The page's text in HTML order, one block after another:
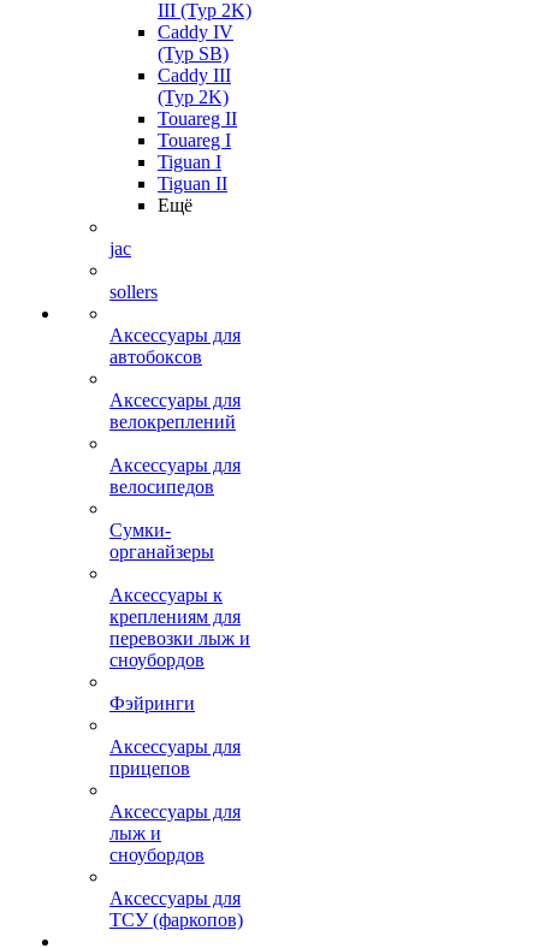
III (Typ 2K)
Caddy IV
(Typ SB)
Caddy III
(Typ 2K)
Touareg II
Touareg I
Tiguan I
Tiguan II
Ещё
jac
sollers
Аксессуары для
автобоксов
Аксессуары для
велокреплений
Аксессуары для
велосипедов
Сумки-
органайзеры
Аксессуары к
креплениям для
перевозки лыж и
сноубордов
Фэйринги
Аксессуары для
прицепов
Аксессуары для
лыж и
сноубордов
Аксессуары для
ТСУ (фаркопов)